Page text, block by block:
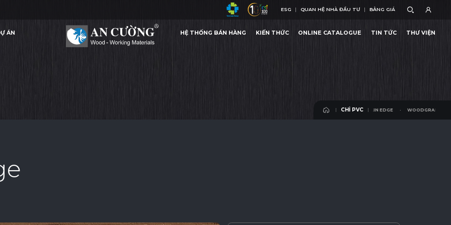
ESG QUAN HỆ NHÀ ĐẦU TƯ BẢNG GIÁ
ÁN HỆ THỐNG BÁN HÀNG KIẾN THỨC ONLINE CATALOGUE TIN TỨC THƯ VIỆN
CHỈ PVC
WOODGRAIN EDGE WOODGRAIN EDGE WOODGRAIN EDGE
CHỈ PVC
WOODGRAIN EDGE WOODGRAIN EDGE